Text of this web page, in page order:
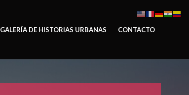
GALERÍA DE HISTORIAS URBANAS CONTACTO